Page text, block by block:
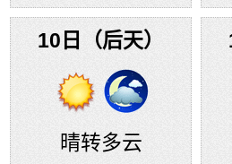
10日（后天）
晴转多云